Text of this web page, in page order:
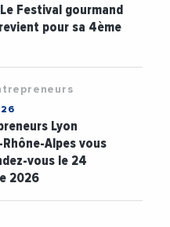
Festival gourmand
pour sa 4ème
Lyon
Alpes vous
vous le 24
2026